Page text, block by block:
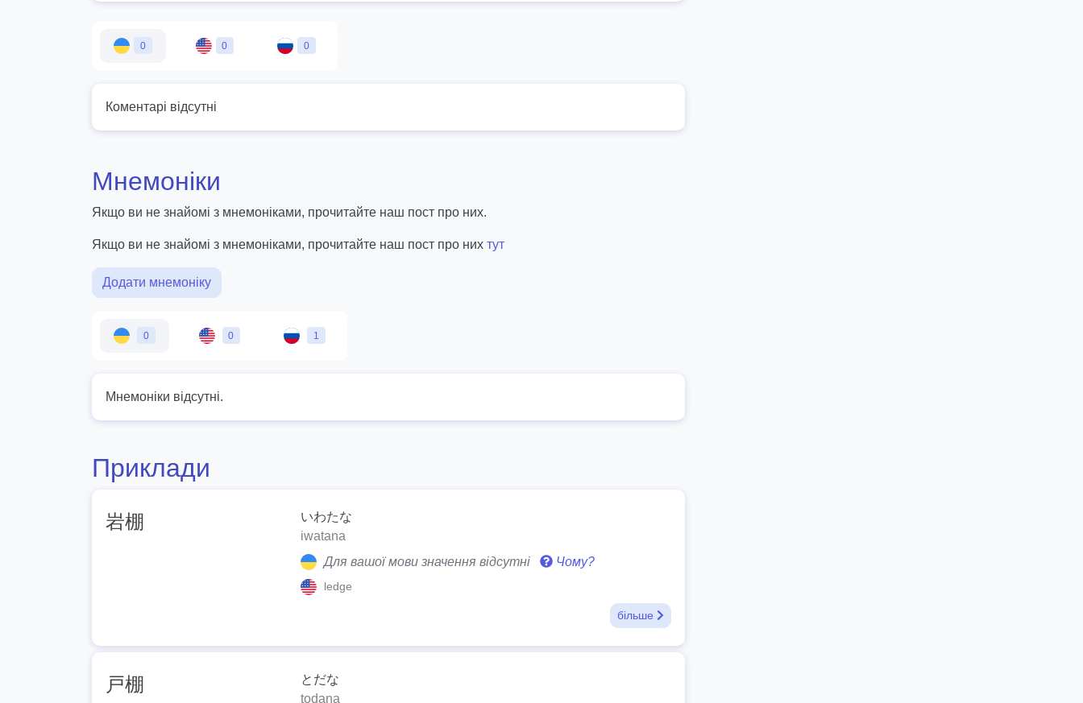
0 0 0
Коментарі відсутні
Мнемоніки
Якщо ви не знайомі з мнемоніками, прочитайте наш пост про них.
Якщо ви не знайомі з мнемоніками, прочитайте наш пост про них тут
Додати мнемоніку
0 0 1
Мнемоніки відсутні.
Приклади
岩棚
いわたな
iwatana
Для вашої мови значення відсутні
Чому?
ledge
більше
戸棚
とだな
todana